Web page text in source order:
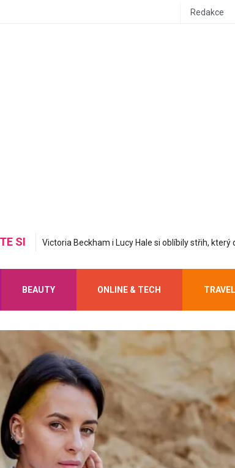
Redakce
SI Mastná nerovná se hydratovaná: Korejská
BEAUTY ONLINE & TECH TRAVEL